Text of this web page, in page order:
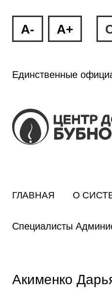
A- A+
Единственные
ГЛАВНАЯ О
Специалисты
Акименко